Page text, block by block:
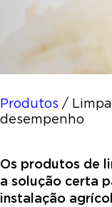
Produtos /
desempenho
Os produtos de
a solução certa
instalação